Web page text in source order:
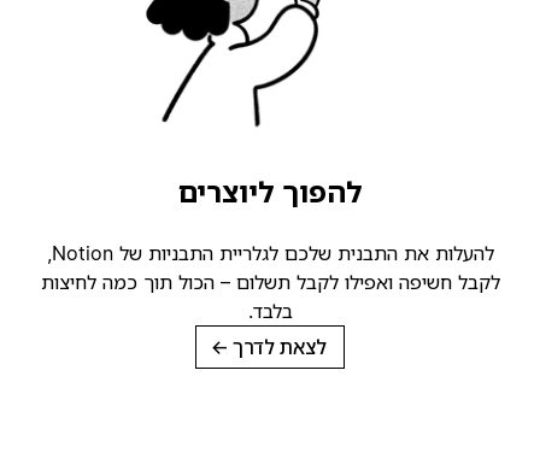
להפוך ליוצרים
לקבל חשיפה ואפילו לקבל תשלום – הכול תוך כמה לחיצות
בלבד.
לצאת לדרך →